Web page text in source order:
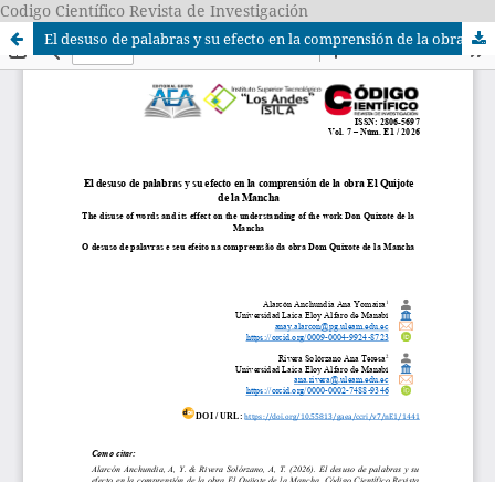
Codigo Científico Revista de Investigación
El desuso de palabras y su efecto en la comprensión de la obra El Quijote de la Mancha